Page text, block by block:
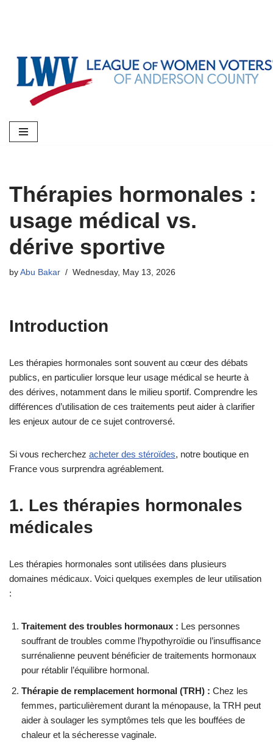
content
Thérapies hormonales :
usage médical vs.
dérive sportive
by Abu Bakar Wednesday, May 13, 2026
Introduction
Les thérapies hormonales sont souvent au cœur des débats
publics, en particulier lorsque leur usage médical se heurte à
des dérives, notamment dans le milieu sportif. Comprendre les
différences d’utilisation de ces traitements peut aider à clarifier
les enjeux autour de ce sujet controversé.
Si vous recherchez acheter des stéroïdes, notre boutique en
France vous surprendra agréablement.
1. Les thérapies hormonales
médicales
Les thérapies hormonales sont utilisées dans plusieurs
domaines médicaux. Voici quelques exemples de leur utilisation
:
Traitement des troubles hormonaux : Les personnes
souffrant de troubles comme l’hypothyroïdie ou l’insuffisance
surrénalienne peuvent bénéficier de traitements hormonaux
pour rétablir l’équilibre hormonal.
Thérapie de remplacement hormonal (TRH) : Chez les
femmes, particulièrement durant la ménopause, la TRH peut
aider à soulager les symptômes tels que les bouffées de
chaleur et la sécheresse vaginale.